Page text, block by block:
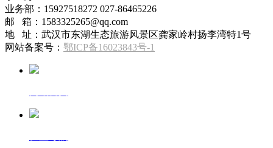
业务部：15927518272 027-86465226
邮 箱：1583325265@qq.com
地 址：武汉市东湖生态旅游风景区龚家岭村扬李湾特1号
网站备案号： 鄂ICP备16023843号-1